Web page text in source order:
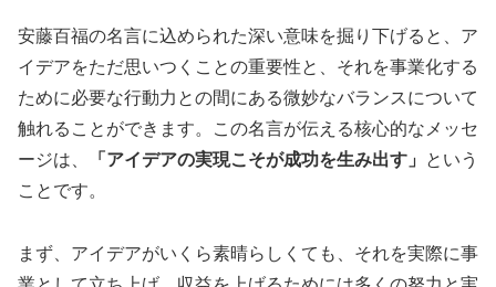
安藤百福の名言に込められた深い意味を掘り下げると、ア
イデアをただ思いつくことの重要性と、それを事業化する
ために必要な行動力との間にある微妙なバランスについて
触れることができます。この名言が伝える核心的なメッセ
ージは、
「アイデアの実現こそが成功を生み出す」
という
ことです。
まず、アイデアがいくら素晴らしくても、それを実際に事